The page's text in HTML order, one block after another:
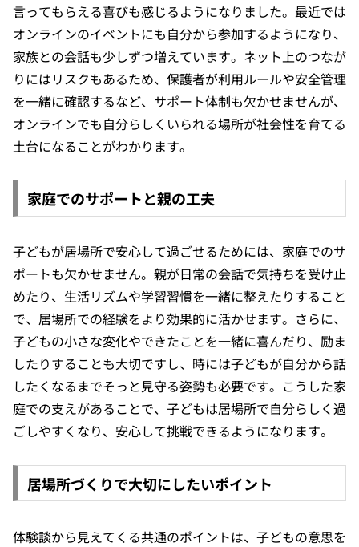
言ってもらえる喜びも感じるようになりました。最近では
オンラインのイベントにも自分から参加するようになり、
家族との会話も少しずつ増えています。ネット上のつなが
りにはリスクもあるため、保護者が利用ルールや安全管理
を一緒に確認するなど、サポート体制も欠かせませんが、
オンラインでも自分らしくいられる場所が社会性を育てる
土台になることがわかります。
家庭でのサポートと親の工夫
子どもが居場所で安心して過ごせるためには、家庭でのサ
ポートも欠かせません。親が日常の会話で気持ちを受け止
めたり、生活リズムや学習習慣を一緒に整えたりすること
で、居場所での経験をより効果的に活かせます。さらに、
子どもの小さな変化やできたことを一緒に喜んだり、励ま
したりすることも大切ですし、時には子どもが自分から話
したくなるまでそっと見守る姿勢も必要です。こうした家
庭での支えがあることで、子どもは居場所で自分らしく過
ごしやすくなり、安心して挑戦できるようになります。
居場所づくりで大切にしたいポイント
体験談から見えてくる共通のポイントは、子どもの意思を